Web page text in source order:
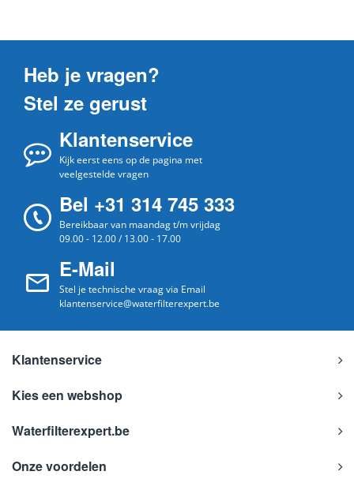
Heb je vragen?
Stel ze gerust
Klantenservice
Kijk eerst eens op de pagina met
veelgestelde vragen
Bel +31 314 745 333
Bereikbaar van maandag t/m vrijdag
09.00 - 12.00 / 13.00 - 17.00
E-Mail
Stel je technische vraag via Email
klantenservice@waterfilterexpert.be
Klantenservice
Kies een webshop
Waterfilterexpert.be
Onze voordelen